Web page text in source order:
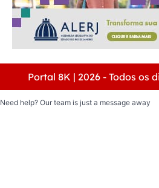
Portal 8K | 2026 - Todos os
Need help? Our team is just a message away